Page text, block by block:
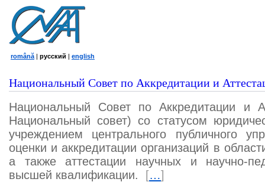
română | русский | english
Национальный Совет по Аккредитации и
Национальный Совет по Аккредитации и
Национальный совет) со статусом
учреждением центрального публичного
оценки и аккредитации организаций в
а также аттестации научных и научно-
высшей квалификации.
[…]